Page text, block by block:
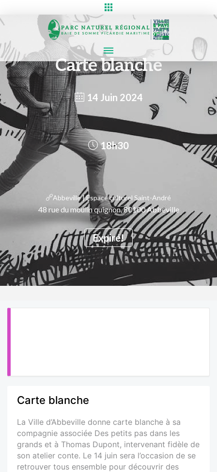
Carte blanche
14 Juin 2024
Expiré!
18h30
Abbeville | Espace culturel Saint-André
48 rue du moulin quignon, 80100 Abbeville
Carte blanche
La Ville d’Abbeville donne carte blanche à sa
compagnie associée Des petits pas dans les
grands et à Thomas Dupont, intervenant fidèle de
son atelier conte. Le 14 juin sera l’occasion de se
retrouver tous ensemble pour découvrir des